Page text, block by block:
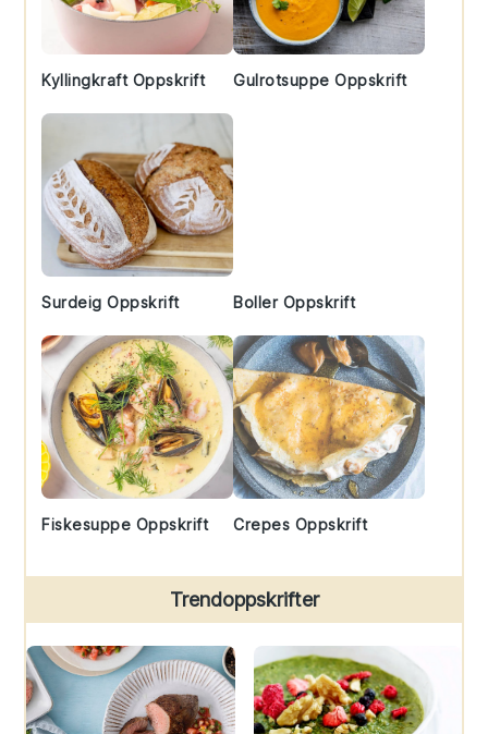
Kyllingkraft Oppskrift Gulrotsuppe Oppskrift
Surdeig Oppskrift Boller Oppskrift
Fiskesuppe Oppskrift Crepes Oppskrift
Trendoppskrifter